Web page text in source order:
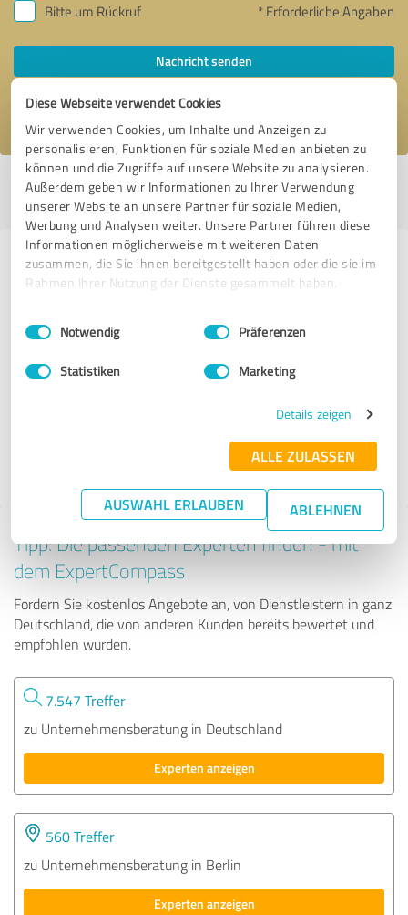
Diese Webseite verwendet Cookies
Wir verwenden Cookies, um Inhalte und Anzeigen zu
personalisieren, Funktionen für soziale Medien anbieten zu
können und die Zugriffe auf unsere Website zu analysieren.
Außerdem geben wir Informationen zu Ihrer Verwendung
unserer Website an unsere Partner für soziale Medien,
Werbung und Analysen weiter. Unsere Partner führen diese
Informationen möglicherweise mit weiteren Daten
zusammen, die Sie ihnen bereitgestellt haben oder die sie im
Rahmen Ihrer Nutzung der Dienste gesammelt haben.
Impressum Datenschutzbestimmungen
Einwilligungsauswahl
Notwendig Präferenzen
Statistiken Marketing
Details zeigen
ALLE ZULASSEN
AUSWAHL ERLAUBEN ABLEHNEN
Bitte um Rückruf * Erforderliche Angaben
Nachricht senden
Ich stimme denDatenschutzbestimmungen
Profil aktiv seit 15.08.2024 |Letzte Aktualisierung: 15.08.2024|
melden
Erfahrungen zu weiteren
Anbietern aus dem Bereich
Unternehmensberatung
imc Unternehmensberatung
Tipp: Die passenden Experten finden - mit
dem ExpertCompass
Fordern Sie kostenlos Angebote an, von Dienstleistern in ganz
Deutschland, die von anderen Kunden bereits bewertet und
empfohlen wurden.
7.547 Treffer
zu Unternehmensberatung in Deutschland
Experten anzeigen
560 Treffer
zu Unternehmensberatung in Berlin
Experten anzeigen